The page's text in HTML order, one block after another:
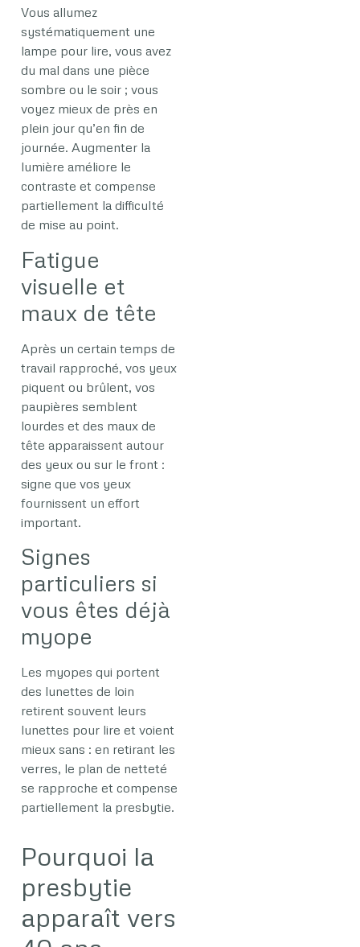
Vous allumez
systématiquement une
lampe pour lire, vous avez
du mal dans une pièce
sombre ou le soir ; vous
voyez mieux de près en
plein jour qu’en fin de
journée. Augmenter la
lumière améliore le
contraste et compense
partiellement la difficulté
de mise au point.
Fatigue
visuelle et
maux de tête
Après un certain temps de
travail rapproché, vos yeux
piquent ou brûlent, vos
paupières semblent
lourdes et des maux de
tête apparaissent autour
des yeux ou sur le front :
signe que vos yeux
fournissent un effort
important.
Signes
particuliers si
vous êtes déjà
myope
Les myopes qui portent
des lunettes de loin
retirent souvent leurs
lunettes pour lire et voient
mieux sans : en retirant les
verres, le plan de netteté
se rapproche et compense
partiellement la presbytie.
Pourquoi la
presbytie
apparaît vers